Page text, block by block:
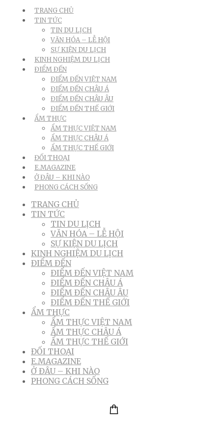
TRANG CHỦ
TIN TỨC
TIN DU LỊCH
VĂN HÓA – LỄ HỘI
SỰ KIỆN DU LỊCH
KINH NGHIỆM DU LỊCH
ĐIỂM ĐẾN
ĐIỂM ĐẾN VIỆT NAM
ĐIỂM ĐẾN CHÂU Á
ĐIỂM ĐẾN CHÂU ÂU
ĐIỂM ĐẾN THẾ GIỚI
ẨM THỰC
ẨM THỰC VIỆT NAM
ẨM THỰC CHÂU Á
ẨM THỰC THẾ GIỚI
ĐỐI THOẠI
E.MAGAZINE
Ở ĐÂU – KHI NÀO
PHONG CÁCH SỐNG
TRANG CHỦ
TIN TỨC
TIN DU LỊCH
VĂN HÓA – LỄ HỘI
SỰ KIỆN DU LỊCH
KINH NGHIỆM DU LỊCH
ĐIỂM ĐẾN
ĐIỂM ĐẾN VIỆT NAM
ĐIỂM ĐẾN CHÂU Á
ĐIỂM ĐẾN CHÂU ÂU
ĐIỂM ĐẾN THẾ GIỚI
ẨM THỰC
ẨM THỰC VIỆT NAM
ẨM THỰC CHÂU Á
ẨM THỰC THẾ GIỚI
ĐỐI THOẠI
E.MAGAZINE
Ở ĐÂU – KHI NÀO
PHONG CÁCH SỐNG